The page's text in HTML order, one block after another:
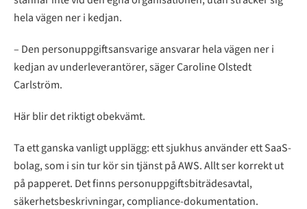
hela vägen ner i kedjan.
– Den personuppgiftsansvarige ansvarar hela vägen ner i
kedjan av underleverantörer, säger Caroline Olstedt
Carlström.
Här blir det riktigt obekvämt.
Ta ett ganska vanligt upplägg: ett sjukhus använder ett SaaS-
bolag, som i sin tur kör sin tjänst på AWS. Allt ser korrekt ut
på papperet. Det finns personuppgiftsbiträdesavtal,
säkerhetsbeskrivningar, compliance-dokumentation.